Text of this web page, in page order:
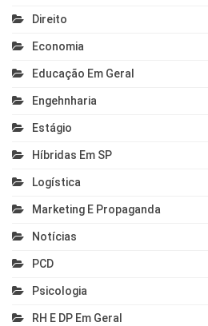
Direito
Economia
Educação Em Geral
Engehnharia
Estágio
Híbridas Em SP
Logística
Marketing E Propaganda
Notícias
PCD
Psicologia
RH E DP Em Geral